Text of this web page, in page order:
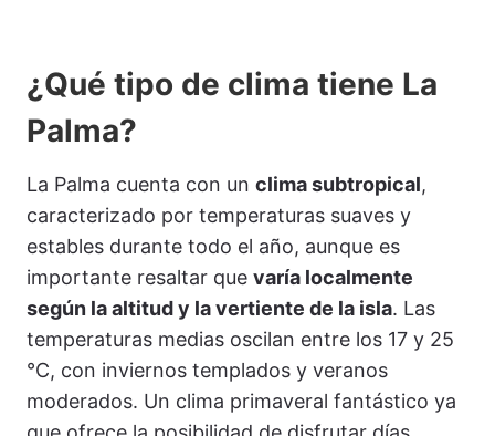
¿Qué tipo de clima tiene La
Palma?
La Palma cuenta con un clima subtropical,
caracterizado por temperaturas suaves y
estables durante todo el año, aunque es
importante resaltar que varía localmente
según la altitud y la vertiente de la isla. Las
temperaturas medias oscilan entre los 17 y 25
°C, con inviernos templados y veranos
moderados. Un clima primaveral fantástico ya